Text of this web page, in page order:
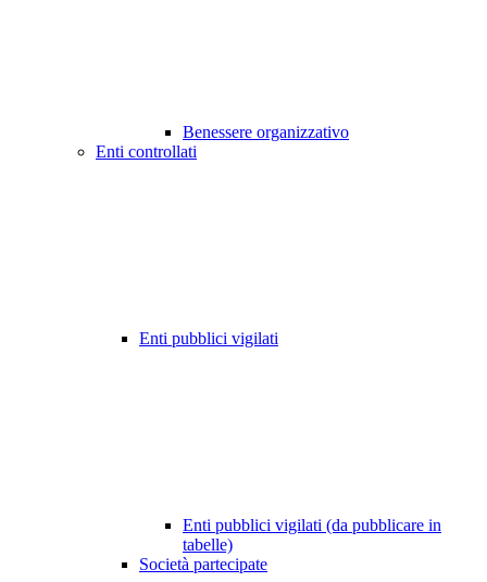
Benessere organizzativo
Enti controllati
Enti pubblici vigilati
Enti pubblici vigilati (da pubblicare in
tabelle)
Società partecipate